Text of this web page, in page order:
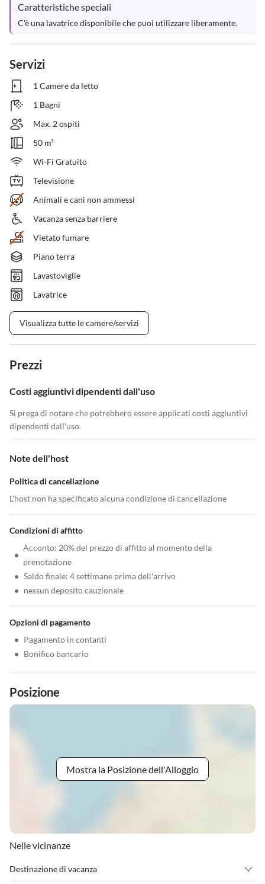
Caratteristiche speciali
C'è una lavatrice disponibile che puoi utilizzare liberamente.
Servizi
1 Camere da letto
1 Bagni
Max. 2 ospiti
50 m²
Wi-Fi Gratuito
Televisione
Animali e cani non ammessi
Vacanza senza barriere
Vietato fumare
Piano terra
Lavastoviglie
Lavatrice
Visualizza tutte le camere/servizi
Prezzi
Costi aggiuntivi dipendenti dall'uso
Si prega di notare che potrebbero essere applicati costi aggiuntivi
dipendenti dall'uso.
Note dell'host
Politica di cancellazione
L'host non ha specificato alcuna condizione di cancellazione
Condizioni di affitto
•
Acconto: 20% del prezzo di affitto al momento della
prenotazione
• Saldo finale: 4 settimane prima dell'arrivo
• nessun deposito cauzionale
Opzioni di pagamento
• Pagamento in contanti
• Bonifico bancario
Posizione
Mostra la Posizione dell'Alloggio
Nelle vicinanze
Destinazione di vacanza